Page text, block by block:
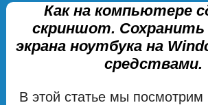
Как на компьютере
скриншот. Сохранить
экрана ноутбука на
средствами.
В этой статье мы посмотрим